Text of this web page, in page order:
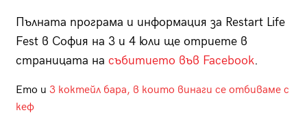
Пълната програма и информация за Restart Life
Fest в София на 3 и 4 юли ще отриете в
страницата на събитието във Facebook.
Ето и 3 коктейл бара, в които винаги се отбиваме с
кеф